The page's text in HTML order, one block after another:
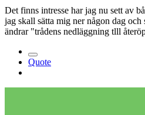
Det finns intresse har jag nu sett av
jag skall sätta mig ner någon dag
ändrar "trådens nedläggning tlll
Quote